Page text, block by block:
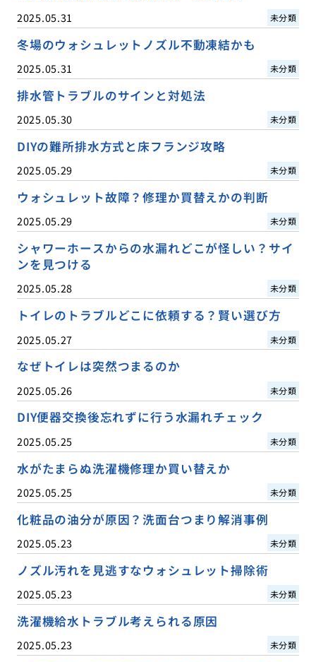
2025.05.31 未分類
冬場のウォシュレットノズル不動凍結かも
2025.05.31 未分類
排水管トラブルのサインと対処法
2025.05.30 未分類
DIYの難所排水方式と床フランジ攻略
2025.05.29 未分類
ウォシュレット故障？修理か買替えかの判断
2025.05.29 未分類
シャワーホースからの水漏れどこが怪しい？サイ
ンを見つける
2025.05.28 未分類
トイレのトラブルどこに依頼する？賢い選び方
2025.05.27 未分類
なぜトイレは突然つまるのか
2025.05.26 未分類
DIY便器交換後忘れずに行う水漏れチェック
2025.05.25 未分類
水がたまらぬ洗濯機修理か買い替えか
2025.05.25 未分類
化粧品の油分が原因？洗面台つまり解消事例
2025.05.23 未分類
ノズル汚れを見逃すなウォシュレット掃除術
2025.05.23 未分類
洗濯機給水トラブル考えられる原因
2025.05.23 未分類